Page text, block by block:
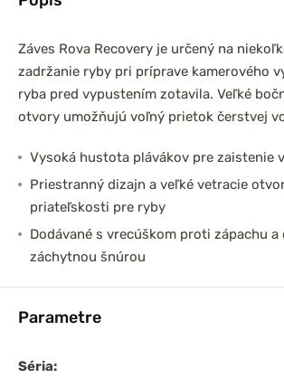
Záves Rova Recovery je určený na
zadržanie ryby pri príprave kamerového
ryba pred vypustením zotavila. Veľké
otvory umožňujú voľný prietok čerstvej
Vysoká hustota plávákov pre zaistenie
Priestranný dizajn a veľké vetracie
priateľskosti pre ryby
Dodávané s vrecúškom proti zápachu a
záchytnou šnúrou
Parametre
Séria: